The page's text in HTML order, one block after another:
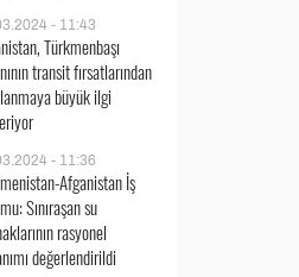
- 11:43
Türkmenbaşı
transit fırsatlarından
büyük ilgi
- 11:36
Afganistan İş
Sınıraşan su
rasyonel
değerlendirildi